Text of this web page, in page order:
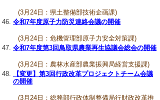
(3月24日：県土整備部技術企画課)
令和7年度原子力防災連絡会議の開催
(3月24日：危機管理部原子力安全対策課)
令和7年度第3回鳥取県農業再生協議会総会の開催
(3月24日：農林水産部農業振興局経営支援課)
【変更】第3回行政改革プロジェクトチーム会議
の開催
(3月24日：総務部行政体制整備局行財政改革推